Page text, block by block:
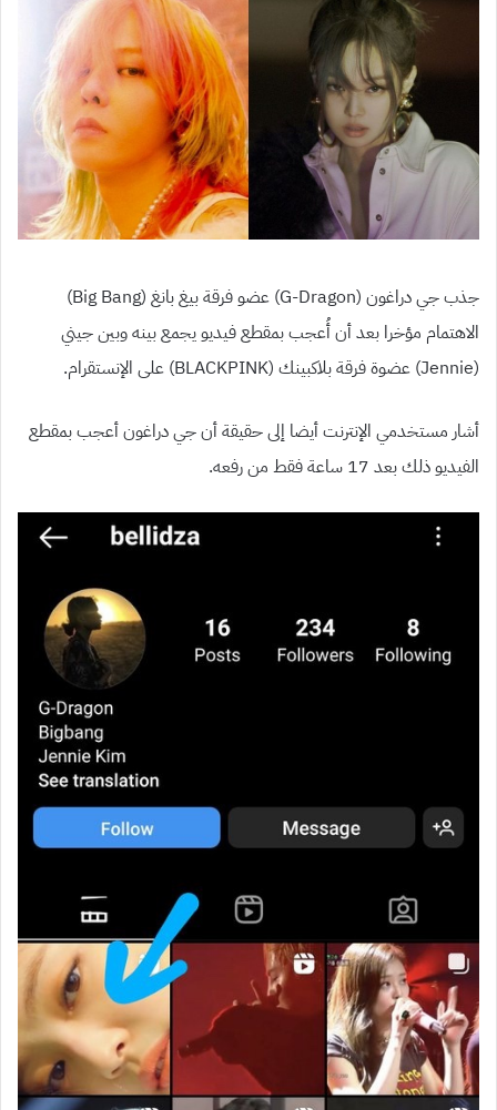
جذب جي دراغون (G-Dragon) عضو فرقة بيغ بانغ (Big Bang)
الاهتمام مؤخرا بعد أن أُعجب بمقطع فيديو يجمع بينه وبين جيني
(Jennie)
عضوة فرقة بلاكبينك (BLACKPINK) على الإنستقرام.
أشار مستخدمي الإنترنت أيضا إلى حقيقة أن جي دراغون أعجب بمقطع
الفيديو ذلك بعد 17 ساعة فقط من رفعه.